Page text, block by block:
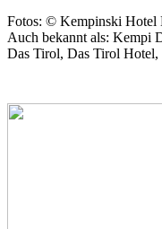
Fotos: © Kempinski Hotel
Auch bekannt als: Kempi
Das Tirol, Das Tirol Hotel,